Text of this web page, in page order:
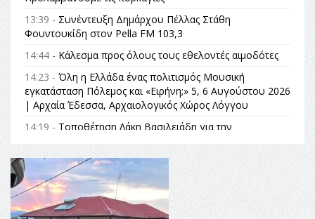
13:39 - Συνέντευξη Δημάρχου Πέλλας Στάθη
Φουντουκίδη στον Pella FM 103,3
14:44 - Κάλεσμα προς όλους τους εθελοντές αιμοδότες
14:23 - Όλη η Ελλάδα ένας πολιτισμός Μουσική
εγκατάσταση Πόλεμος και «Ειρήνη;» 5, 6 Αυγούστου 2026
| Αρχαία Έδεσσα, Αρχαιολογικός Χώρος Λόγγου
14:19 - Τοποθέτηση Λάκη Βασιλειάδη για την
Αναθεώρηση του Συντάγματος: «Σε τέτοιες κορυφαίες
θεσμικές διαδικασίες υπάρχει μόνο η ευθύνη απέναντι
στις επόμενες γενιές»
16:35 -Το πρόγραμμα του ΠΑΟΚ στον δεύτερο γύρο του
Champions League!